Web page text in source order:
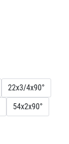
22x3/4x90°
54x2x90°